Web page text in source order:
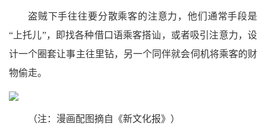
盗贼下手往往要分散乘客的注意力，他们通常手段是
“上托儿”，即找各种借口语乘客搭讪，或者吸引注意力，设
计一个圈套让事主往里钻，另一个同伴就会伺机将乘客的财
物偷走。
（注：漫画配图摘自《新文化报》）